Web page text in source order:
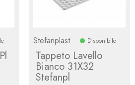
Stefanplast Disponibile
Tappeto Lavello
Bianco 31X32
Stefanpl